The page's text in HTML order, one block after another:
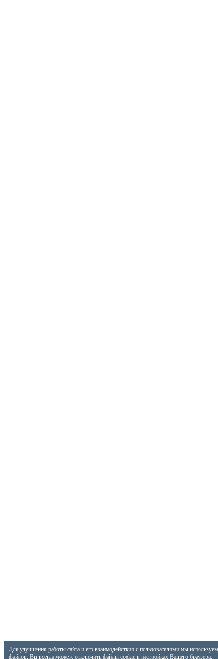
Для улучшения работы сайта и его взаимодействия с пользователями мы
файлов. Вы всегда можете отключить файлы cookie в настройках Вашего браузера.